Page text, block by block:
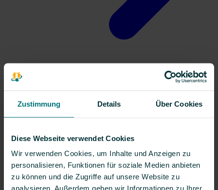
Zustimmung Details Über Cookies
Diese Webseite verwendet Cookies
Wir verwenden Cookies, um Inhalte und Anzeigen zu
personalisieren, Funktionen für soziale Medien anbieten
zu können und die Zugriffe auf unsere Website zu
analysieren. Außerdem geben wir Informationen zu Ihrer
Kontakt